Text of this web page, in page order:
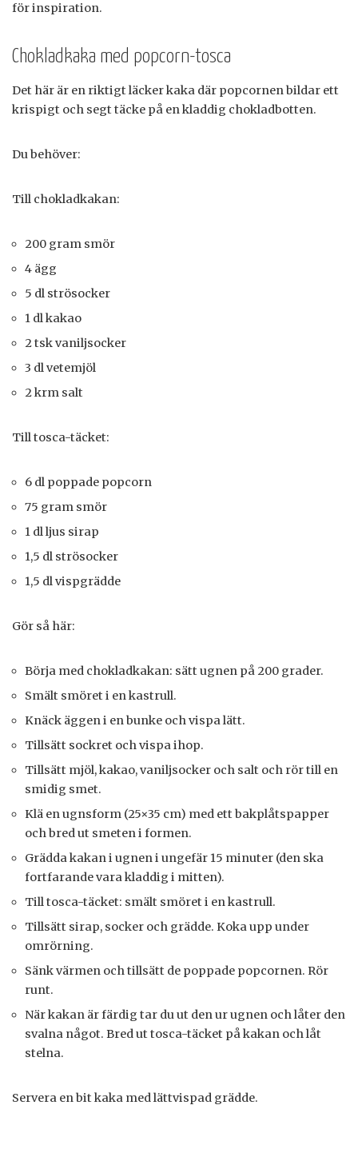
för inspiration.
Chokladkaka med popcorn-tosca
Det här är en riktigt läcker kaka där popcornen bildar ett
krispigt och segt täcke på en kladdig chokladbotten.
Du behöver:
Till chokladkakan:
200 gram smör
4 ägg
5 dl strösocker
1 dl kakao
2 tsk vaniljsocker
3 dl vetemjöl
2 krm salt
Till tosca-täcket:
6 dl poppade popcorn
75 gram smör
1 dl ljus sirap
1,5 dl strösocker
1,5 dl vispgrädde
Gör så här:
Börja med chokladkakan: sätt ugnen på 200 grader.
Smält smöret i en kastrull.
Knäck äggen i en bunke och vispa lätt.
Tillsätt sockret och vispa ihop.
Tillsätt mjöl, kakao, vaniljsocker och salt och rör till en
smidig smet.
Klä en ugnsform (25×35 cm) med ett bakplåtspapper
och bred ut smeten i formen.
Grädda kakan i ugnen i ungefär 15 minuter (den ska
fortfarande vara kladdig i mitten).
Till tosca-täcket: smält smöret i en kastrull.
Tillsätt sirap, socker och grädde. Koka upp under
omrörning.
Sänk värmen och tillsätt de poppade popcornen. Rör
runt.
När kakan är färdig tar du ut den ur ugnen och låter den
svalna något. Bred ut tosca-täcket på kakan och låt
stelna.
Servera en bit kaka med lättvispad grädde.